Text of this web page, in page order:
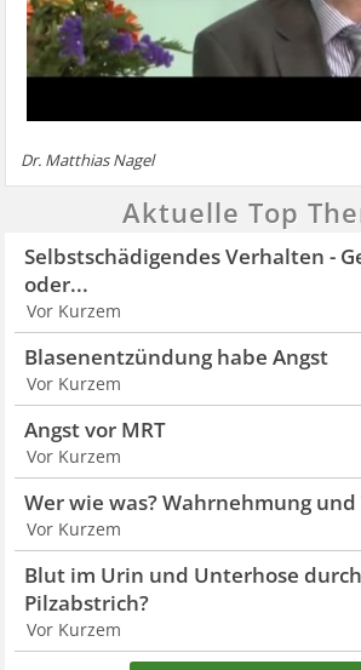
Dr. Matthias Nagel
Aktuelle Top
Selbstschädigendes Verhalten -
oder...
Vor Kurzem
Blasenentzündung habe Angst
Vor Kurzem
Angst vor MRT
Vor Kurzem
Wer wie was? Wahrnehmung
Vor Kurzem
Blut im Urin und Unterhose durch
Pilzabstrich?
Vor Kurzem